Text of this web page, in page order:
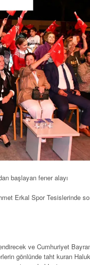
başlayan fener alayı
Erkal Spor Tesislerinde
ve Cumhuriyet
gönlünde taht kuran Haluk